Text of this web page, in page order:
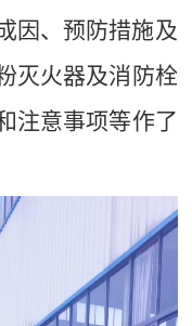
因、预防措施及
灭火器及消防栓
注意事项等作了